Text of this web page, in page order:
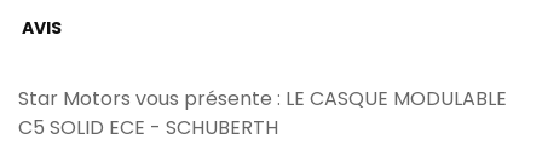
AVIS
Star Motors vous présente : LE CASQUE MODULABLE
C5 SOLID ECE - SCHUBERTH